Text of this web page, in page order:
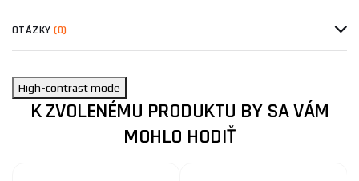
OTÁZKY(0)
High-contrast mode
K ZVOLENÉMU PRODUKTU BY SA VÁM
MOHLO HODIŤ